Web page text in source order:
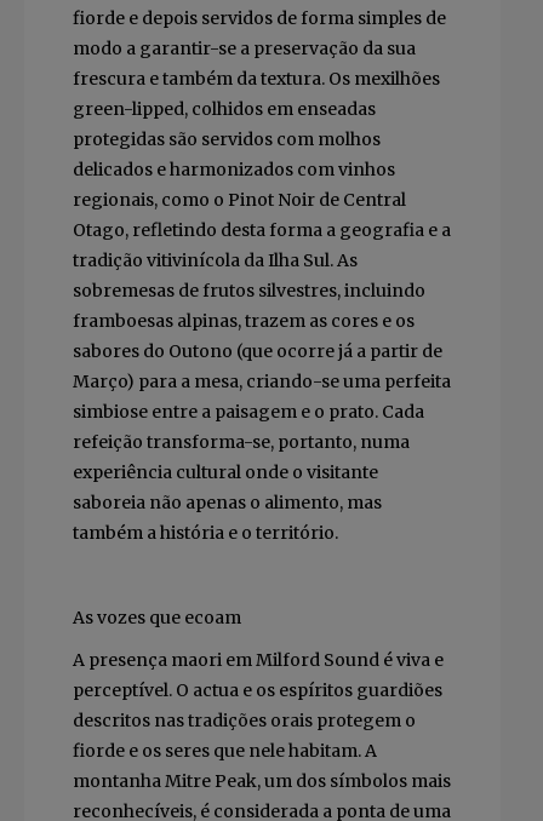
fiorde e depois servidos de forma simples de
modo a garantir-se a preservação da sua
frescura e também da textura. Os mexilhões
green-lipped, colhidos em enseadas
protegidas são servidos com molhos
delicados e harmonizados com vinhos
regionais, como o Pinot Noir de Central
Otago, refletindo desta forma a geografia e a
tradição vitivinícola da Ilha Sul. As
sobremesas de frutos silvestres, incluindo
framboesas alpinas, trazem as cores e os
sabores do Outono (que ocorre já a partir de
Março) para a mesa, criando-se uma perfeita
simbiose entre a paisagem e o prato. Cada
refeição transforma-se, portanto, numa
experiência cultural onde o visitante
saboreia não apenas o alimento, mas
também a história e o território.
As vozes que ecoam
A presença maori em Milford Sound é viva e
perceptível. O actua e os espíritos guardiões
descritos nas tradições orais protegem o
fiorde e os seres que nele habitam. A
montanha Mitre Peak, um dos símbolos mais
reconhecíveis, é considerada a ponta de uma